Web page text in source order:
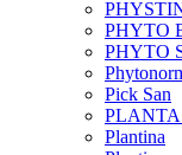
PHYTO
PHYTO
Pick San
PLANTA
Plantina